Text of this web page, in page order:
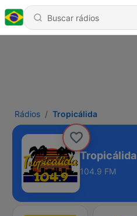
Rádios Tropicálida
Tropicálida
104.9 FM